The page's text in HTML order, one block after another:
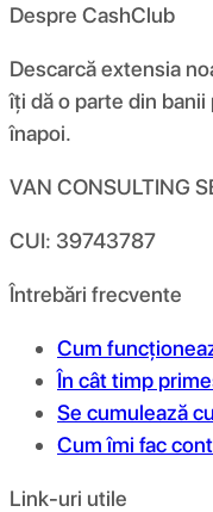
Despre CashClub
Descarcă extensia
îți dă o parte din
înapoi.
VAN CONSULTING
CUI: 39743787
Întrebări frecvente
Cum
În cât timp
Se cumulează
Cum îmi fac
Link-uri utile